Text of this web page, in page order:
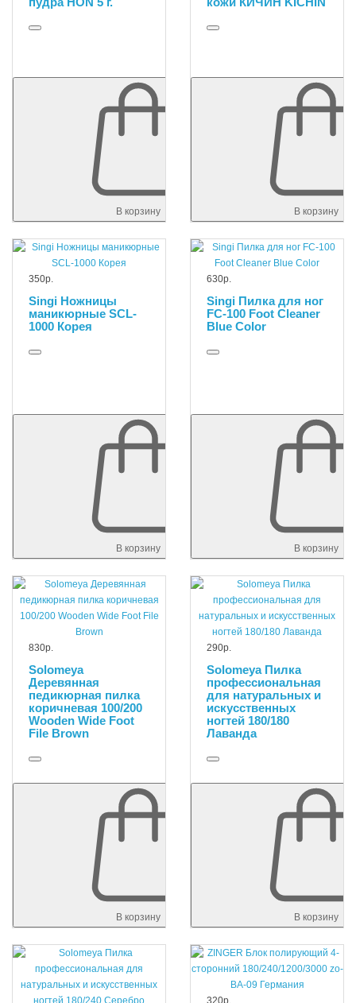
В корзину В корзину
350р.
Singi Ножницы
маникюрные SCL-
1000 Корея
В корзину
630р.
Singi Пилка для ног
FC-100 Foot Cleaner
Blue Color
В корзину
830р.
Solomeya
Деревянная
педикюрная пилка
коричневая 100/200
Wooden Wide Foot
File Brown
В корзину
290р.
Solomeya Пилка
профессиональная
для натуральных и
искусственных
ногтей 180/180
Лаванда
В корзину
320р.